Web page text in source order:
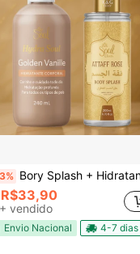
Bory Splash + Hidratantes Corporais Feminino | Perfume Colônia Corporal Soul Cosméticos
R$33,90
vendido
Envio Nacional 4-7 dias